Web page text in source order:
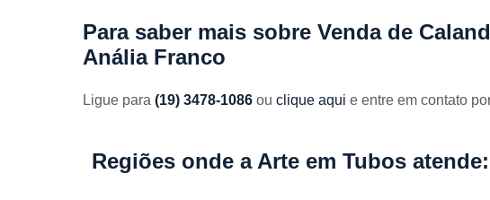
Para saber mais sobre Venda de
Anália Franco
Ligue para (19) 3478-1086 ou clique aqui e entre em contato
Regiões onde a Arte em Tubos atende: